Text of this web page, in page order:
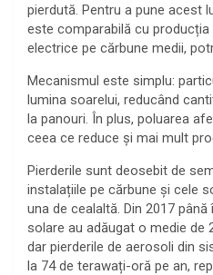
pierdută. Pentru a pune acest
este comparabilă cu producția
electrice pe cărbune medii,
Mecanismul este simplu:
lumina soarelui, reducând
la panouri. În plus, poluarea
ceea ce reduce și mai mult
Pierderile sunt deosebit de
instalațiile pe cărbune și cele
una de cealaltă. Din 2017
solare au adăugat o medie de
dar pierderile de aerosoli din
la 74 de terawați-oră pe an,